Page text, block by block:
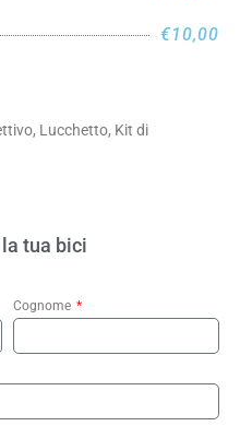
€10,00
Lucchetto, Kit di
tua bici
Cognome